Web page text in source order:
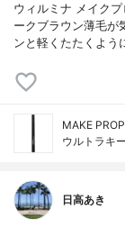
ウィルミナ メイク
ークブラウン薄毛が
ンと軽くたたくよう
MAKE
ウルトラキ
日高あき